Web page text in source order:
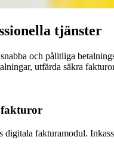
tjänster
och pålitliga
utfärda säkra
fakturor
fakturamodul.